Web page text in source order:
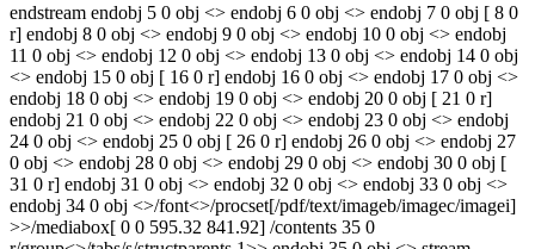
endstream endobj 5 0 obj <> endobj 6 0 obj <> endobj 7 0 obj [ 8 0
r] endobj 8 0 obj <> endobj 9 0 obj <> endobj 10 0 obj <> endobj
11 0 obj <> endobj 12 0 obj <> endobj 13 0 obj <> endobj 14 0 obj
<> endobj 15 0 obj [ 16 0 r] endobj 16 0 obj <> endobj 17 0 obj <>
endobj 18 0 obj <> endobj 19 0 obj <> endobj 20 0 obj [ 21 0 r]
endobj 21 0 obj <> endobj 22 0 obj <> endobj 23 0 obj <> endobj
24 0 obj <> endobj 25 0 obj [ 26 0 r] endobj 26 0 obj <> endobj 27
0 obj <> endobj 28 0 obj <> endobj 29 0 obj <> endobj 30 0 obj [
31 0 r] endobj 31 0 obj <> endobj 32 0 obj <> endobj 33 0 obj <>
endobj 34 0 obj <>/font<>/procset[/pdf/text/imageb/imagec/imagei]
>>/mediabox[ 0 0 595.32 841.92] /contents 35 0